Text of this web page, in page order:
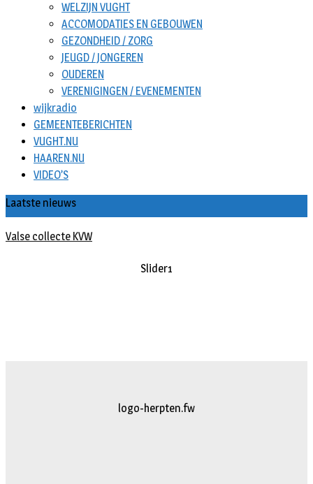
WELZIJN VUGHT
ACCOMODATIES EN GEBOUWEN
GEZONDHEID / ZORG
JEUGD / JONGEREN
OUDEREN
VERENIGINGEN / EVENEMENTEN
wijkradio
GEMEENTEBERICHTEN
VUGHT.NU
HAAREN.NU
VIDEO’S
Laatste nieuws
Valse collecte KVW
Slider1
logo-herpten.fw